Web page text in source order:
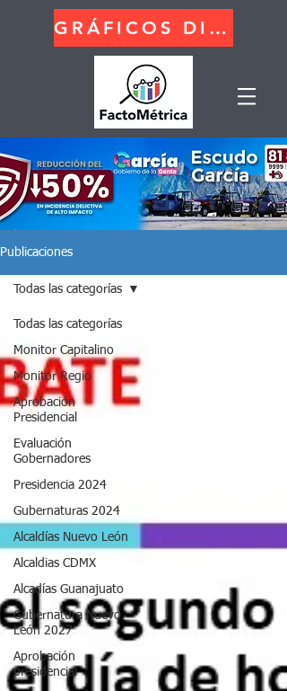
GRÁFICOS DINÁMICOS
Publicaciones
Todas las categorías
Monitor Capitalino
Monitor Regio
Aprobación
Presidencial
Evaluación
Gobernadores
Presidencia 2024
Gubernaturas 2024
Alcaldías Nuevo León
Alcaldias CDMX
Alcadías Guanajuato
Gubernatura Nuevo
León 2027
Aprobación
presidencial
Todas las categorías